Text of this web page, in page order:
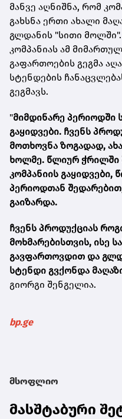
მანვე აღნიშნა, რომ
გახსნა ერთი ახალი
გლდანის "სითი
კომპანიას ამ
გაფართოების გეგმა
სტენდების
გეგმავს.
"მიმდინარე პერიოდში
გაყიდვები. ჩვენს
მოთხოვნა ზოგადად,
ხოლმე. წლიურ ჭრილში
კომპანიის გაყიდვები,
პერიოდთან
გაიზარდა.
ჩვენს პროდუქციას
მოხმარებისთვის, ისე
გავფართოვდით და
სტენდი გვქონდა
გიორგი შენგელია.
bp.ge
მსოფლიო
მასშტაბური